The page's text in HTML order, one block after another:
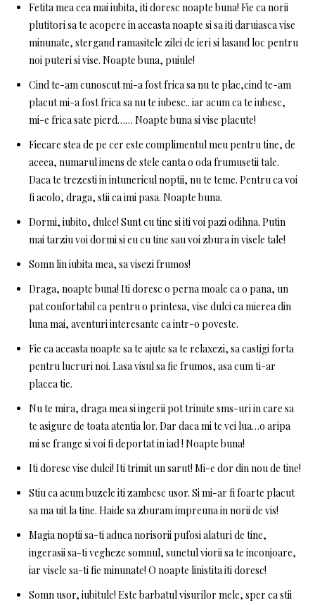
Fetita mea cea mai iubita, iti doresc noapte buna! Fie ca norii
plutitori sa te acopere in aceasta noapte si sa iti daruiasca vise
minunate, stergand ramasitele zilei de ieri si lasand loc pentru
noi puteri si vise. Noapte buna, puiule!
Cind te-am cunoscut mi-a fost frica sa nu te plac,cind te-am
placut mi-a fost frica sa nu te iubesc.. iar acum ca te iubesc,
mi-e frica sate pierd…… Noapte buna si vise placute!
Fiecare stea de pe cer este complimentul meu pentru tine, de
aceea, numarul imens de stele canta o oda frumusetii tale.
Daca te trezesti in intunericul noptii, nu te teme. Pentru ca voi
fi acolo, draga, stii ca imi pasa. Noapte buna.
Dormi, iubito, dulce! Sunt cu tine si iti voi pazi odihna. Putin
mai tarziu voi dormi si eu cu tine sau voi zbura in visele tale!
Somn lin iubita mea, sa visezi frumos!
Draga, noapte buna! Iti doresc o perna moale ca o pana, un
pat confortabil ca pentru o printesa, vise dulci ca mierea din
luna mai, aventuri interesante ca intr-o poveste.
Fie ca aceasta noapte sa te ajute sa te relaxezi, sa castigi forta
pentru lucruri noi. Lasa visul sa fie frumos, asa cum ti-ar
placea tie.
Nu te mira, draga mea si ingerii pot trimite sms-uri in care sa
te asigure de toata atentia lor. Dar daca mi te vei lua…o aripa
mi se frange si voi fi deportat in iad ! Noapte buna!
Iti doresc vise dulci! Iti trimit un sarut! Mi-e dor din nou de tine!
Stiu ca acum buzele iti zambesc usor. Si mi-ar fi foarte placut
sa ma uit la tine. Haide sa zburam impreuna in norii de vis!
Magia noptii sa-ti aduca norisorii pufosi alaturi de tine,
ingerasii sa-ti vegheze somnul, sunetul viorii sa te inconjoare,
iar visele sa-ti fie minunate! O noapte linistita iti doresc!
Somn usor, iubitule! Este barbatul visurilor mele, sper ca stii